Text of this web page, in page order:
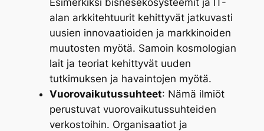
alan arkkitehtuurit kehittyvät jatkuvasti
uusien innovaatioiden ja markkinoiden
muutosten myötä. Samoin kosmologian
lait ja teoriat kehittyvät uuden
tutkimuksen ja havaintojen myötä.
Vuorovaikutussuhteet: Nämä ilmiöt
perustuvat vuorovaikutussuhteiden
verkostoihin. Organisaatiot ja